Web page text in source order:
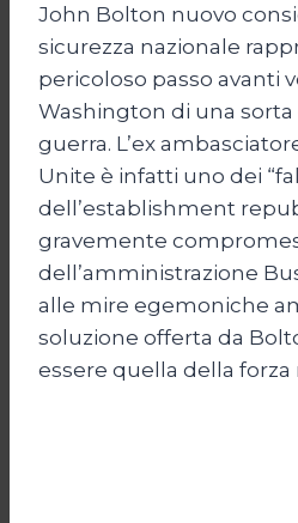
John Bolton nuovo
sicurezza nazionale
pericoloso passo avanti
Washington di una
guerra. L’ex
Unite è infatti uno dei
dell’establishment
gravemente
dell’amministrazione
alle mire egemoniche
soluzione offerta da
essere quella della forza